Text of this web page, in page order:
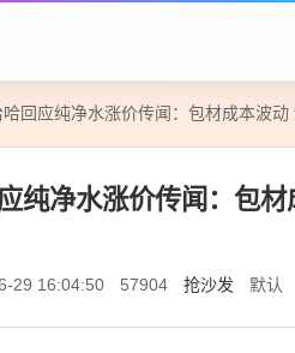
回应纯净水涨价传闻：包材成本波
纯净水涨价传闻：包
29 16:04:50 57904 抢沙发 默认